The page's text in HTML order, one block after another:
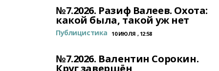
№7.2026. Разиф Валеев. Охота:
какой была, такой уж нет
Публицистика 10 ИЮЛЯ , 12:58
№7.2026. Валентин Сорокин.
Круг завершён